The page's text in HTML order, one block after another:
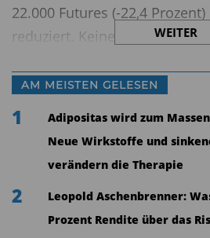
22.000 Futures (-22,4
reduziert. Keine
Kleinspekulanten (Non-
auszumachen.
Sie sind auf Wochensicht
optimistischer geworden und
Long-Position von 13.300 auf
Prozent) nach oben gefahren.
WEITER
AM MEISTEN GELESEN
1
Adipositas wird zum
Neue Wirkstoffe und
verändern die Therapie
2
Leopold Aschenbrenner:
Prozent Rendite über das